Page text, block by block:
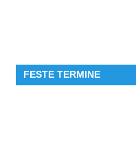
FESTE TERMINE